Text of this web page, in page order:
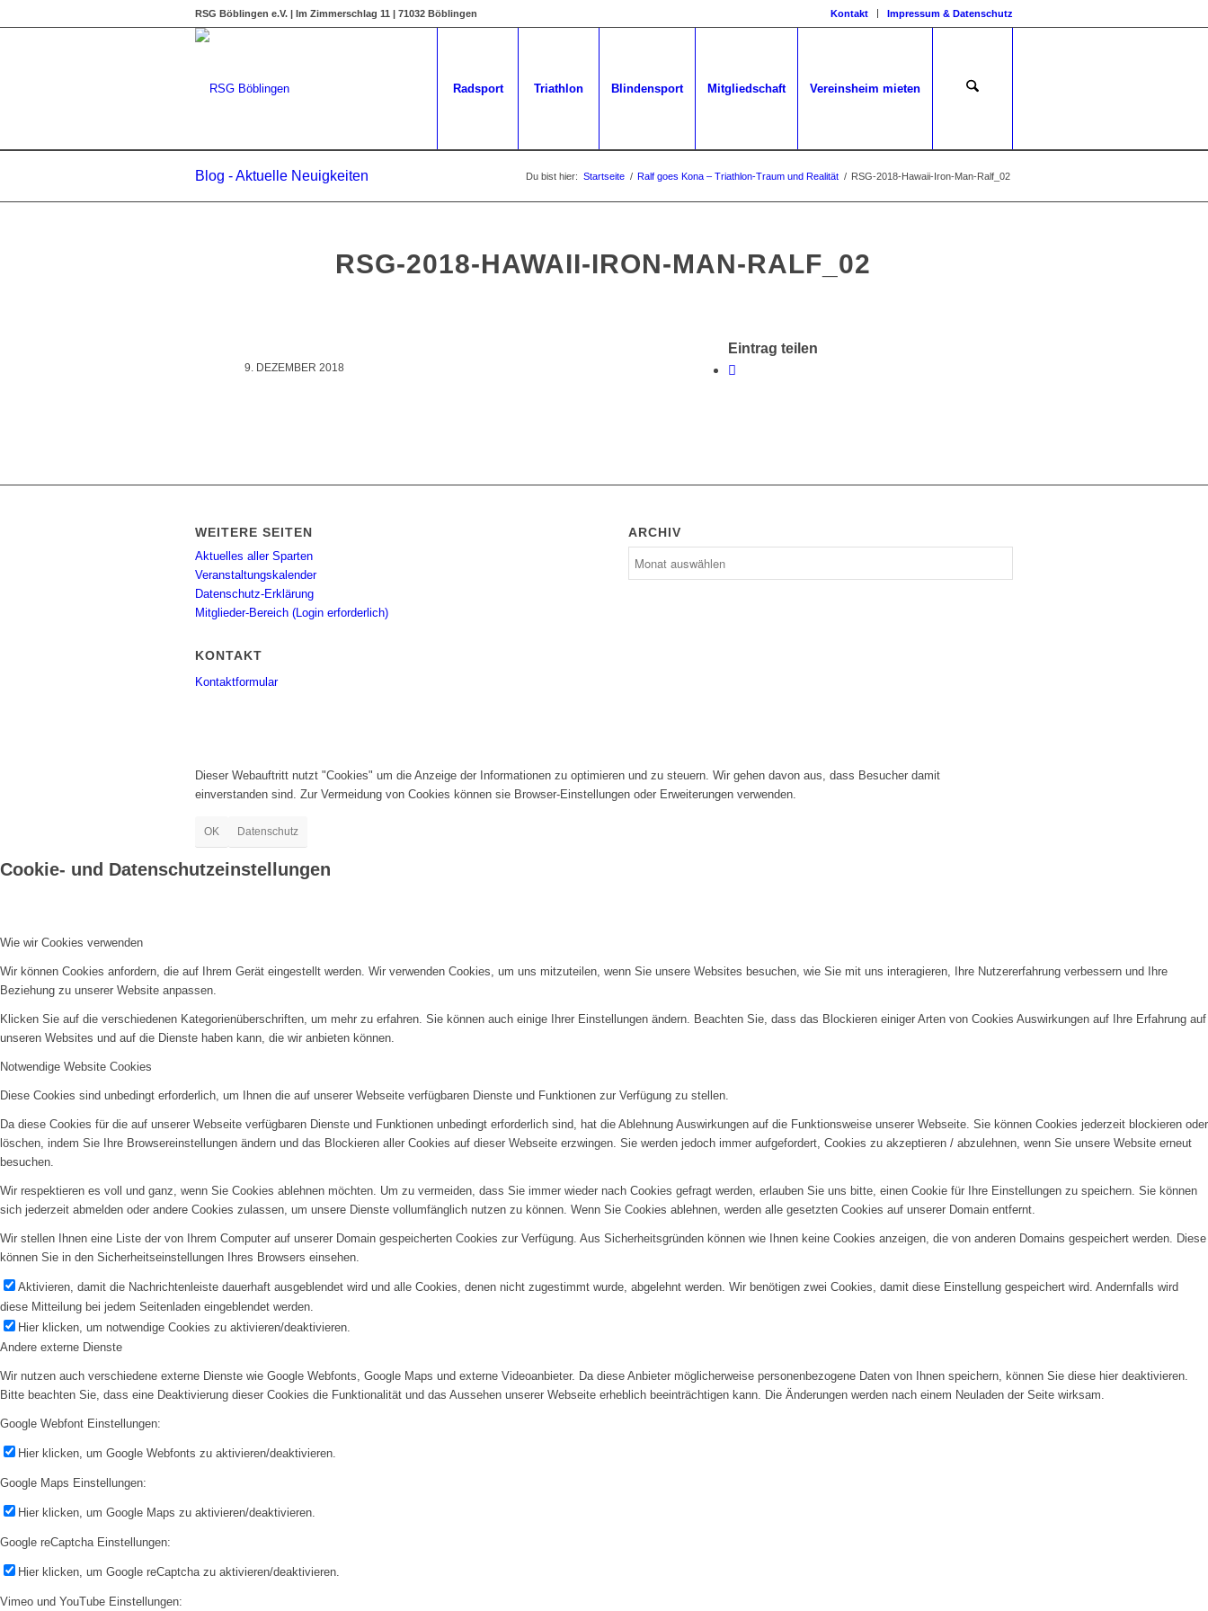
Kontakt Impressum & Datenschutz
RSG Böblingen e.V. | Im Zimmerschlag 11 | 71032 Böblingen
Radsport Triathlon Blindensport Mitgliedschaft Vereinsheim mieten
Blog - Aktuelle Neuigkeiten Du bist hier: Startseite / Ralf goes Kona – Triathlon-Traum und Realität / RSG-2018-Hawaii-Iron-Man-Ralf_02
RSG-2018-HAWAII-IRON-MAN-RALF_02
9. DEZEMBER 2018
Eintrag teilen
WEITERE SEITEN
Aktuelles aller Sparten
Veranstaltungskalender
Datenschutz-Erklärung
Mitglieder-Bereich (Login erforderlich)
KONTAKT
Kontaktformular
ARCHIV
Dieser Webauftritt nutzt "Cookies" um die Anzeige der Informationen zu optimieren und zu steuern. Wir gehen davon aus, dass Besucher damit
einverstanden sind. Zur Vermeidung von Cookies können sie Browser-Einstellungen oder Erweiterungen verwenden.
OK Datenschutz
Cookie- und Datenschutzeinstellungen
Wie wir Cookies verwenden
Wir können Cookies anfordern, die auf Ihrem Gerät eingestellt werden. Wir verwenden Cookies, um uns mitzuteilen, wenn Sie unsere Websites besuchen, wie Sie mit uns interagieren, Ihre Nutzererfahrung verbessern und Ihre
Beziehung zu unserer Website anpassen.
Klicken Sie auf die verschiedenen Kategorienüberschriften, um mehr zu erfahren. Sie können auch einige Ihrer Einstellungen ändern. Beachten Sie, dass das Blockieren einiger Arten von Cookies Auswirkungen auf Ihre Erfahrung auf
unseren Websites und auf die Dienste haben kann, die wir anbieten können.
Notwendige Website Cookies
Diese Cookies sind unbedingt erforderlich, um Ihnen die auf unserer Webseite verfügbaren Dienste und Funktionen zur Verfügung zu stellen.
Da diese Cookies für die auf unserer Webseite verfügbaren Dienste und Funktionen unbedingt erforderlich sind, hat die Ablehnung Auswirkungen auf die Funktionsweise unserer Webseite. Sie können Cookies jederzeit blockieren oder
löschen, indem Sie Ihre Browsereinstellungen ändern und das Blockieren aller Cookies auf dieser Webseite erzwingen. Sie werden jedoch immer aufgefordert, Cookies zu akzeptieren / abzulehnen, wenn Sie unsere Website erneut
besuchen.
Wir respektieren es voll und ganz, wenn Sie Cookies ablehnen möchten. Um zu vermeiden, dass Sie immer wieder nach Cookies gefragt werden, erlauben Sie uns bitte, einen Cookie für Ihre Einstellungen zu speichern. Sie können
sich jederzeit abmelden oder andere Cookies zulassen, um unsere Dienste vollumfänglich nutzen zu können. Wenn Sie Cookies ablehnen, werden alle gesetzten Cookies auf unserer Domain entfernt.
Wir stellen Ihnen eine Liste der von Ihrem Computer auf unserer Domain gespeicherten Cookies zur Verfügung. Aus Sicherheitsgründen können wie Ihnen keine Cookies anzeigen, die von anderen Domains gespeichert werden. Diese
können Sie in den Sicherheitseinstellungen Ihres Browsers einsehen.
Aktivieren, damit die Nachrichtenleiste dauerhaft ausgeblendet wird und alle Cookies, denen nicht zugestimmt wurde, abgelehnt werden. Wir benötigen zwei Cookies, damit diese Einstellung gespeichert wird. Andernfalls wird
diese Mitteilung bei jedem Seitenladen eingeblendet werden.
Hier klicken, um notwendige Cookies zu aktivieren/deaktivieren.
Andere externe Dienste
Wir nutzen auch verschiedene externe Dienste wie Google Webfonts, Google Maps und externe Videoanbieter. Da diese Anbieter möglicherweise personenbezogene Daten von Ihnen speichern, können Sie diese hier deaktivieren.
Bitte beachten Sie, dass eine Deaktivierung dieser Cookies die Funktionalität und das Aussehen unserer Webseite erheblich beeinträchtigen kann. Die Änderungen werden nach einem Neuladen der Seite wirksam.
Google Webfont Einstellungen:
Hier klicken, um Google Webfonts zu aktivieren/deaktivieren.
Google Maps Einstellungen:
Hier klicken, um Google Maps zu aktivieren/deaktivieren.
Google reCaptcha Einstellungen:
Hier klicken, um Google reCaptcha zu aktivieren/deaktivieren.
Vimeo und YouTube Einstellungen: